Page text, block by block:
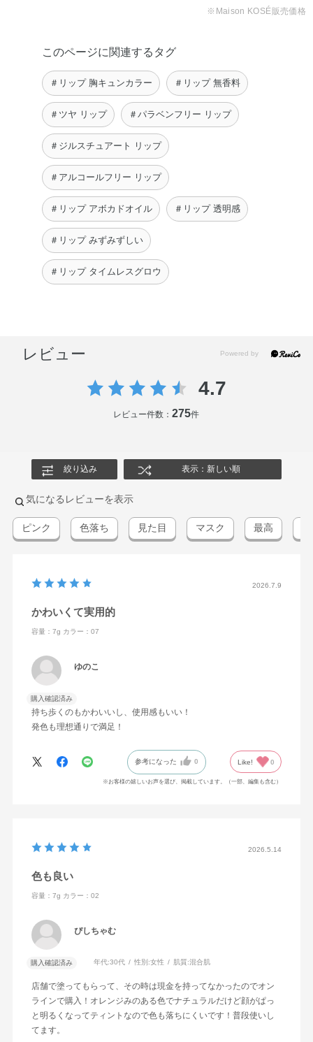
※Maison KOSÉ販売価格
このページに関連するタグ
＃リップ 胸キュンカラー ＃リップ 無香料
＃ツヤ リップ ＃パラベンフリー リップ
＃ジルスチュアート リップ
＃アルコールフリー リップ
＃リップ アボカドオイル ＃リップ 透明感
＃リップ みずみずしい
＃リップ タイムレスグロウ
レビュー
4.7
レビュー件数：275件
絞り込み 表示：新しい順
気になるレビューを表示
ピンク 色落ち 見た目 マスク 最高
2026.7.9
かわいくて実用的
容量：7g カラー：07
ゆのこ
購入確認済み
持ち歩くのもかわいいし、使用感もいい！
発色も理想通りで満足！
参考になった 0 Like! 0
※お客様の嬉しいお声を選び、掲載しています。（一部、編集も含む）
2026.5.14
色も良い
容量：7g カラー：02
ぴしちゃむ
購入確認済み 年代:30代 性別:女性 肌質:混合肌
店舗で塗ってもらって、その時は現金を持ってなかったのでオン
ラインで購入！オレンジみのある色でナチュラルだけど顔がぱっ
と明るくなってティントなので色も落ちにくいです！普段使いし
てます。